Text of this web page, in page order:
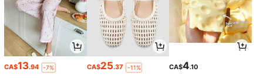
CA$13.94 -7% CA$25.37 -11% CA$4.10